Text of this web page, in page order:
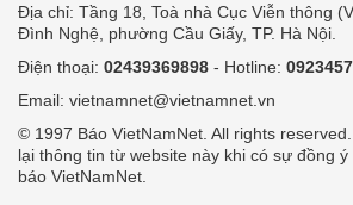
Địa chỉ: Tầng 18, Toà nhà Cục Viễn thông
Đình Nghệ, phường Cầu Giấy, TP. Hà Nội.
Điện thoại: 02439369898 - Hotline:
Email: vietnamnet@vietnamnet.vn
© 1997 Báo VietNamNet. All rights
lại thông tin từ website này khi có sự đồng
báo VietNamNet.